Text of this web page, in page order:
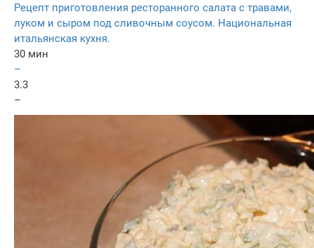
Рецепт приготовления ресторанного салата с травами,
луком и сыром под сливочным соусом. Национальная
итальянская кухня.
30 мин
–
3.3
–